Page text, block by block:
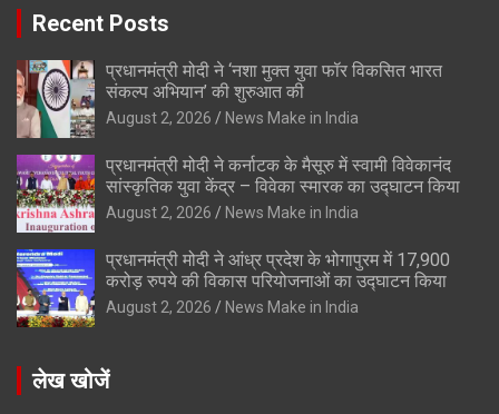
Recent Posts
प्रधानमंत्री मोदी ने ‘नशा मुक्त युवा फॉर विकसित भारत
संकल्प अभियान’ की शुरुआत की
August 2, 2026 News Make in India
प्रधानमंत्री मोदी ने कर्नाटक के मैसूरु में स्वामी विवेकानंद
सांस्कृतिक युवा केंद्र – विवेका स्मारक का उद्घाटन किया
August 2, 2026 News Make in India
प्रधानमंत्री मोदी ने आंध्र प्रदेश के भोगापुरम में 17,900
करोड़ रुपये की विकास परियोजनाओं का उद्घाटन किया
August 2, 2026 News Make in India
लेख खोजें